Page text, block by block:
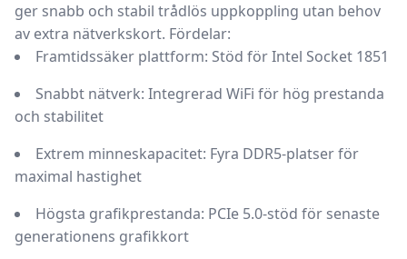
ger snabb och stabil trådlös uppkoppling utan behov
av extra nätverkskort. Fördelar:
Framtidssäker plattform: Stöd för Intel Socket 1851
Snabbt nätverk: Integrerad WiFi för hög prestanda
och stabilitet
Extrem minneskapacitet: Fyra DDR5-platser för
maximal hastighet
Högsta grafikprestanda: PCIe 5.0-stöd för senaste
generationens grafikkort